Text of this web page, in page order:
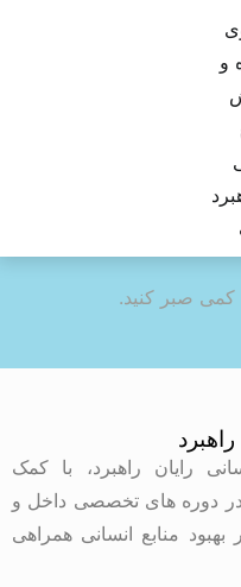
کمی صبر کنید.
رایان راهبرد، با کمک
دوره های تخصصی داخل و
منابع انسانی همراهی